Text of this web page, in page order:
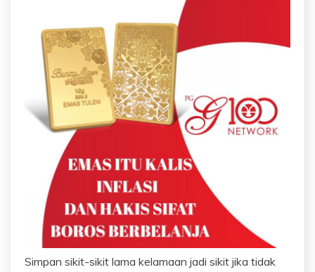
Simpan sikit-sikit lama kelamaan jadi sikit jika tidak